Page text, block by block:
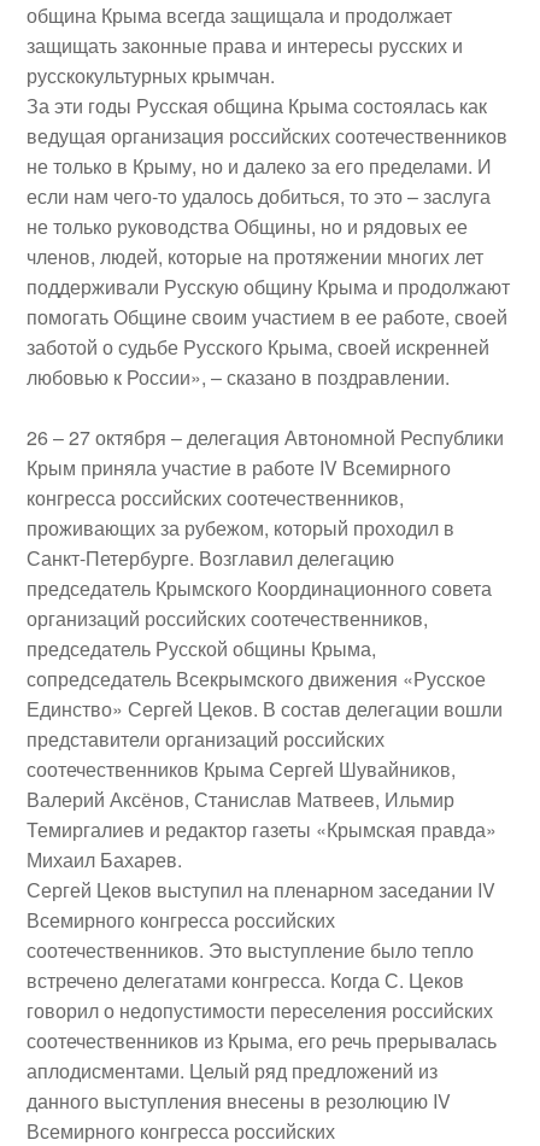
община Крыма всегда защищала и продолжает
защищать законные права и интересы русских и
русскокультурных крымчан.
За эти годы Русская община Крыма состоялась как
ведущая организация российских соотечественников
не только в Крыму, но и далеко за его пределами. И
если нам чего-то удалось добиться, то это – заслуга
не только руководства Общины, но и рядовых ее
членов, людей, которые на протяжении многих лет
поддерживали Русскую общину Крыма и продолжают
помогать Общине своим участием в ее работе, своей
заботой о судьбе Русского Крыма, своей искренней
любовью к России», – сказано в поздравлении.
26 – 27 октября – делегация Автономной Республики
Крым приняла участие в работе IV Всемирного
конгресса российских соотечественников,
проживающих за рубежом, который проходил в
Санкт-Петербурге. Возглавил делегацию
председатель Крымского Координационного совета
организаций российских соотечественников,
председатель Русской общины Крыма,
сопредседатель Всекрымского движения «Русское
Единство»Сергей Цеков. В состав делегации вошли
представители организаций российских
соотечественников КрымаСергей Шувайников,
Валерий Аксёнов,Станислав Матвеев, Ильмир
Темиргалиев и редактор газеты «Крымская правда»
Михаил Бахарев.
Сергей Цеков выступил на пленарном заседании IV
Всемирного конгресса российских
соотечественников. Это выступление было тепло
встречено делегатами конгресса. Когда С. Цеков
говорил о недопустимости переселения российских
соотечественников из Крыма, его речь прерывалась
аплодисментами. Целый ряд предложений из
данного выступления внесены в резолюцию IV
Всемирного конгресса российских